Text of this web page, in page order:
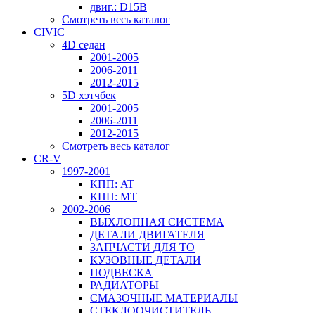
двиг.: D15B
Смотреть весь каталог
CIVIC
4D седан
2001-2005
2006-2011
2012-2015
5D хэтчбек
2001-2005
2006-2011
2012-2015
Смотреть весь каталог
CR-V
1997-2001
КПП: AT
КПП: MT
2002-2006
ВЫХЛОПНАЯ СИСТЕМА
ДЕТАЛИ ДВИГАТЕЛЯ
ЗАПЧАСТИ ДЛЯ ТО
КУЗОВНЫЕ ДЕТАЛИ
ПОДВЕСКА
РАДИАТОРЫ
СМАЗОЧНЫЕ МАТЕРИАЛЫ
СТЕКЛООЧИСТИТЕЛЬ